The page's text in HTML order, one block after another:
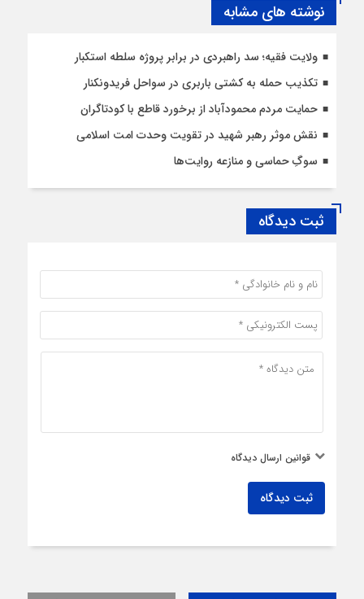
نوشته های مشابه
ولایت فقیه؛ سد راهبردی در برابر پروژه سلطه استکبار
تکذیب حمله به کشتی باربری در سواحل فریدونکنار
حمایت مردم محمودآباد از برخورد قاطع با کودتاگران
نقش موثر رهبر شهید در تقویت وحدت امت اسلامی
سوگِ حماسی و منازعه روایت‌ها
ثبت دیدگاه
قوانین ارسال دیدگاه
ثبت دیدگاه